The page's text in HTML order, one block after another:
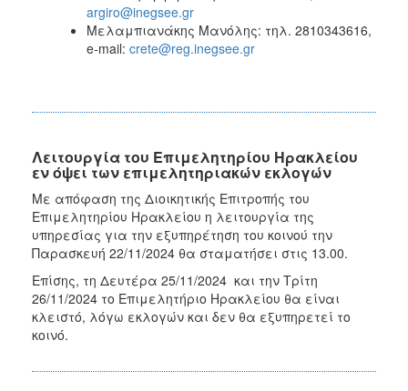
argiro@inegsee.gr
Μελαμπιανάκης Μανόλης: τηλ. 2810343616,
e-mail: crete@reg.inegsee.gr
Λειτουργία του Επιμελητηρίου Ηρακλείου
εν όψει των επιμελητηριακών εκλογών
Με απόφαση της Διοικητικής Επιτροπής του
Επιμελητηρίου Ηρακλείου η λειτουργία της
υπηρεσίας για την εξυπηρέτηση του κοινού την
Παρασκευή 22/11/2024 θα σταματήσει στις 13.00.
Επίσης, τη Δευτέρα 25/11/2024 και την Τρίτη
26/11/2024 το Επιμελητήριο Ηρακλείου θα είναι
κλειστό, λόγω εκλογών και δεν θα εξυπηρετεί το
κοινό.